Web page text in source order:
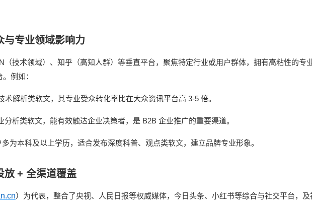
与专业领域影响力
（技术领域）、知乎（高知人群）等垂直平台，聚焦特定行业或用户群体，拥有高粘性的专
例如：
术解析类软文，其专业受众转化率比在大众资讯平台高 3-5 倍。
分析类软文，能有效触达企业决策者，是 B2B 企业推广的重要渠道。
为本科及以上学历，适合发布深度科普、观点类软文，建立品牌专业形象。
放 + 全渠道覆盖
）为代表，整合了央视、人民日报等权威媒体，今日头条、小红书等综合与社交平台，及